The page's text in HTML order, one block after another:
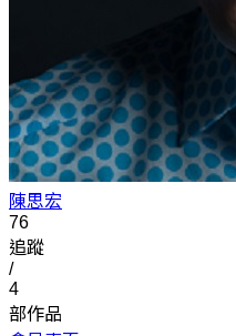
陳思宏
76
追蹤
/
4
部作品